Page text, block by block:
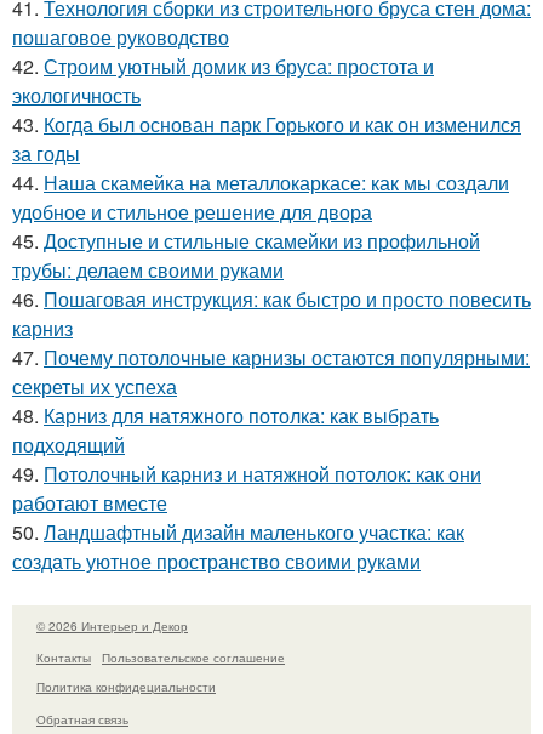
41. Технология сборки из строительного бруса стен дома:
пошаговое руководство
42. Строим уютный домик из бруса: простота и
экологичность
43. Когда был основан парк Горького и как он изменился
за годы
44. Наша скамейка на металлокаркасе: как мы создали
удобное и стильное решение для двора
45. Доступные и стильные скамейки из профильной
трубы: делаем своими руками
46. Пошаговая инструкция: как быстро и просто повесить
карниз
47. Почему потолочные карнизы остаются популярными:
секреты их успеха
48. Карниз для натяжного потолка: как выбрать
подходящий
49. Потолочный карниз и натяжной потолок: как они
работают вместе
50. Ландшафтный дизайн маленького участка: как
создать уютное пространство своими руками
© 2026 Интерьер и Декор
Контакты
Пользовательское соглашение
Политика конфидециальности
Обратная связь